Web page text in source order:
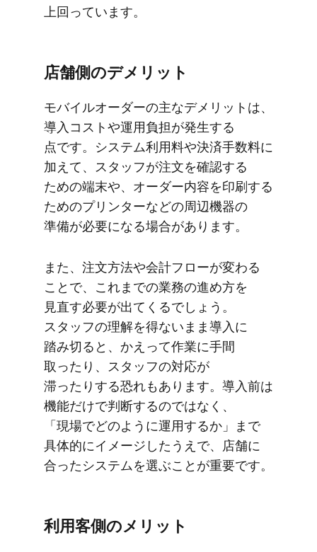
上回っています。
店舗側の​デメリット
モバイルオーダーの​主な​デメリットは、​
導入コストや​運用負担が​発生する​
点です。​システム利用料や​決済手数料に​
加えて、​スタッフが​注文を​確認する​
ための​端末や、​オーダー内容を​印刷する​
ための​プリンターなどの​周辺機器の​
準備が​必要になる​場合が​あります。
また、​注文方​法や​会計フローが​変わる​
ことで、​これまでの​業務の​進め方を​
見直す必要が​出てくるでしょう。​
スタッフの​理解を​得ないまま​導入に​
踏み切ると、​かえって​作業に​手間​
取ったり、​スタッフの​対応が​
滞ったりする​恐れも​あります。​導入前は​
機能だけで​判断するのではなく、​
「現場で​どのように​運用するか」まで​
具体的に​イメージしたうえで、​店舗に​
合った​システムを​選ぶことが​重要です。
利用客側の​メリット